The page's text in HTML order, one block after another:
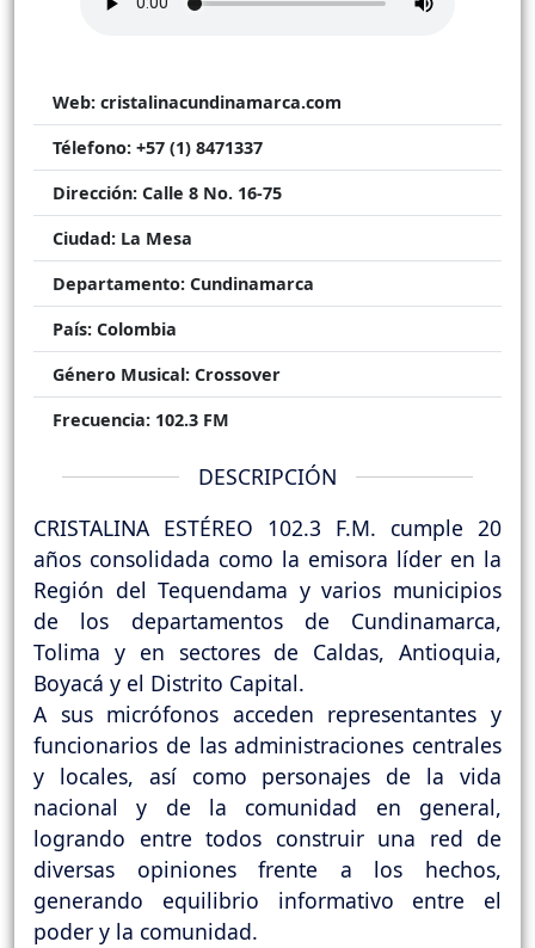
Web: cristalinacundinamarca.com
Télefono: +57 (1) 8471337
Dirección: Calle 8 No. 16-75
Ciudad: La Mesa
Departamento: Cundinamarca
País: Colombia
Género Musical: Crossover
Frecuencia: 102.3 FM
DESCRIPCIÓN
CRISTALINA ESTÉREO 102.3 F.M. cumple 20
años consolidada como la emisora líder en la
Región del Tequendama y varios municipios
de los departamentos de Cundinamarca,
Tolima y en sectores de Caldas, Antioquia,
Boyacá y el Distrito Capital.
A sus micrófonos acceden representantes y
funcionarios de las administraciones centrales
y locales, así como personajes de la vida
nacional y de la comunidad en general,
logrando entre todos construir una red de
diversas opiniones frente a los hechos,
generando equilibrio informativo entre el
poder y la comunidad.